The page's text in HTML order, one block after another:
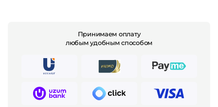
Принимаем оплату
любым удобным способом